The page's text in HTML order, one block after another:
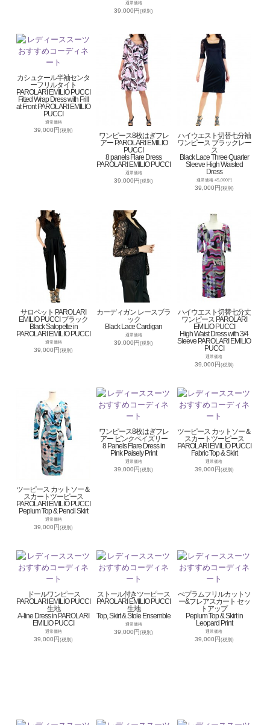
通常価格
39,000円(税別)
カシュクール半袖センタ
ーフリルタイト
PAROLARI EMILIO PUCCI
Fitted Wrap Dress with Frill
at Front PAROLARI EMILIO
PUCCI
通常価格
39,000円(税別)
ワンピース8枚はぎフレ
アー PAROLARI EMILIO
PUCCI
8 panels Flare Dress
PAROLARI EMILIO PUCCI
通常価格
39,000円(税別)
ハイウエスト切替七分袖
ワンピース ブラックレー
ス
Black Lace Three Quarter
Sleeve High Waisted
Dress
通常価格 45,000円
39,000円(税別)
サロペット PAROLARI
EMILIO PUCCI ブラック
Black Salopette in
PAROLARI EMILIO PUCCI
通常価格
39,000円(税別)
カーディガン レースブラ
ック
Black Lace Cardigan
通常価格
39,000円(税別)
ハイウエスト切替七分丈
ワンピース PAROLARI
EMILIO PUCCI
High Waist Dress with 3/4
Sleeve PAROLARI EMILIO
PUCCI
通常価格
39,000円 (税別)
ツーピース カットソー＆
スカートツーピース
PAROLARI EMILIO PUCCI
Peplum Top & Pencil Skirt
通常価格
39,000円(税別)
ワンピース8枚はぎフレ
アー ピンクペイズリー
8 Panels Flare Dress in
Pink Paisely Print
通常価格
39,000円(税別)
ツーピース カットソー＆
スカートツーピース
PAROLARI EMILIO PUCCI
Fabric Top & Skirt
通常価格
39,000円(税別)
ドールワンピース
PAROLARI EMILIO PUCCI
生地
A-line Dress in PAROLARI
EMILIO PUCCI
通常価格
39,000円(税別)
ストール付きツーピース
PAROLARI EMILIO PUCCI
生地
Top, Skirt & Stole Ensemble
通常価格
39,000円(税別)
ぺプラムフリルカットソ
ー&フレアスカート セッ
トアップ
Peplum Top & Skirt in
Leopard Print
通常価格
39,000円(税別)